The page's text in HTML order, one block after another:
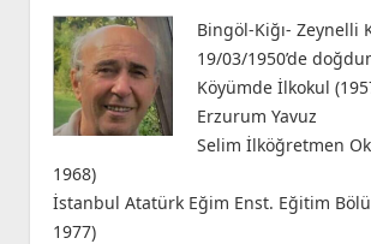
Bingöl-Kiğı- Zeynelli
19/03/1950’de
Köyümde İlkokul
Erzurum Yavuz
Selim İlköğretmen
1968)
İstanbul Atatürk Eğim Enst. Eğitim
1977)